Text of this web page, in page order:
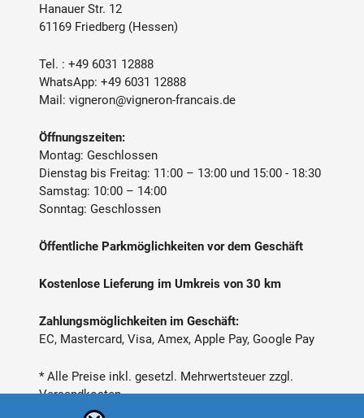
Hanauer Str. 12
61169 Friedberg (Hessen)
Tel. : +49 6031 12888
WhatsApp: +49 6031 12888
Mail: vigneron@vigneron-francais.de
Öffnungszeiten:
Montag: Geschlossen
Dienstag bis Freitag: 11:00 – 13:00 und 15:00 - 18:30
Samstag: 10:00 – 14:00
Sonntag: Geschlossen
Öffentliche Parkmöglichkeiten vor dem Geschäft
Kostenlose Lieferung im Umkreis von 30 km
Zahlungsmöglichkeiten im Geschäft:
EC, Mastercard, Visa, Amex, Apple Pay, Google Pay
* Alle Preise inkl. gesetzl. Mehrwertsteuer zzgl.
Versandkosten